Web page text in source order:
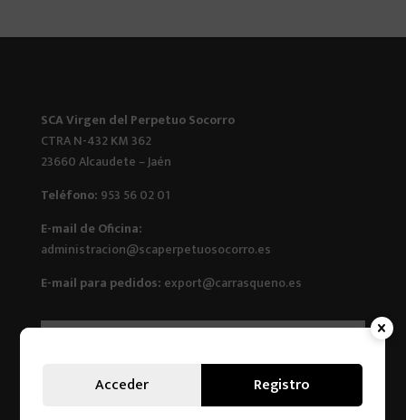
SCA Virgen del Perpetuo Socorro
CTRA N-432 KM 362
23660 Alcaudete – Jaén
Teléfono: 953 56 02 01
E-mail de Oficina:
administracion@scaperpetuosocorro.es
E-mail para pedidos: export@carrasqueno.es
Acceder Registro